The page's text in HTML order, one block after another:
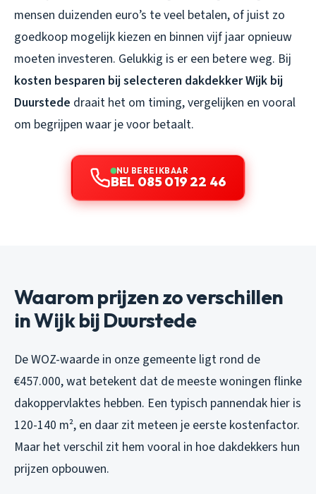
mensen duizenden euro’s te veel betalen, of juist zo
goedkoop mogelijk kiezen en binnen vijf jaar opnieuw
moeten investeren. Gelukkig is er een betere weg. Bij
kosten besparen bij selecteren dakdekker Wijk bij
Duurstede draait het om timing, vergelijken en vooral
om begrijpen waar je voor betaalt.
NU BEREIKBAAR
BEL 085 019 22 46
Waarom prijzen zo verschillen
in Wijk bij Duurstede
De WOZ-waarde in onze gemeente ligt rond de
€457.000, wat betekent dat de meeste woningen flinke
dakoppervlaktes hebben. Een typisch pannendak hier is
120-140 m², en daar zit meteen je eerste kostenfactor.
Maar het verschil zit hem vooral in hoe dakdekkers hun
prijzen opbouwen.